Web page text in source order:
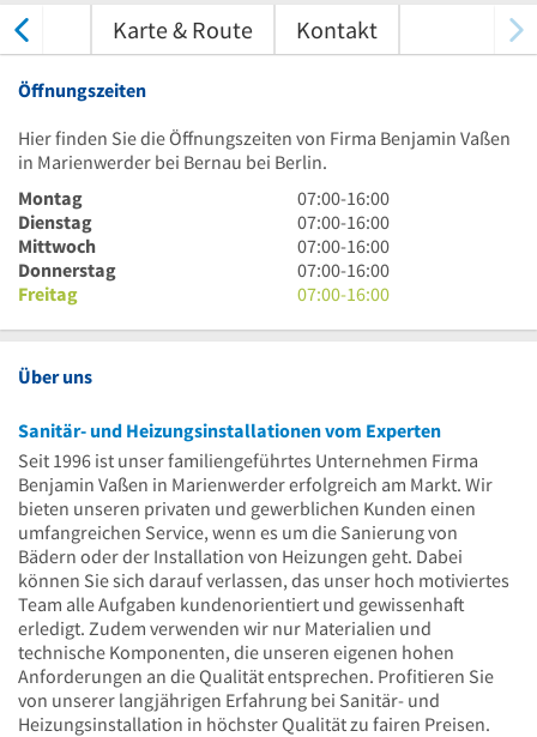
Karte & Route Kontakt
Öffnungszeiten
Hier finden Sie die Öffnungszeiten von Firma Benjamin Vaßen
in Marienwerder bei Bernau bei Berlin.
Montag
7
Uhr
bis
16
Uhr
07:00-16:00
Dienstag
7
Uhr
bis
16
07:00-16:00
Mittwoch
7
Uhr
bis
Uhr
07:00-16:00
Donnerstag
7
Uhr
16
07:00-16:00
Freitag
7
bis
07:00-16:00
Über uns
Sanitär- und Heizungsinstallationen vom Experten
Seit 1996 ist unser familiengeführtes Unternehmen Firma
Benjamin Vaßen in Marienwerder erfolgreich am Markt. Wir
bieten unseren privaten und gewerblichen Kunden einen
umfangreichen Service, wenn es um die Sanierung von
Bädern oder der Installation von Heizungen geht. Dabei
können Sie sich darauf verlassen, das unser hoch motiviertes
Team alle Aufgaben kundenorientiert und gewissenhaft
erledigt. Zudem verwenden wir nur Materialien und
technische Komponenten, die unseren eigenen hohen
Anforderungen an die Qualität entsprechen. Profitieren Sie
von unserer langjährigen Erfahrung bei Sanitär- und
Heizungsinstallation in höchster Qualität zu fairen Preisen.